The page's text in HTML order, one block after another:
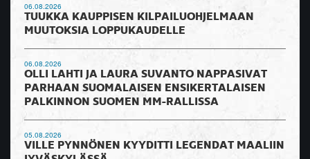
06.08.2026
TUUKKA KAUPPISEN KILPAILUOHJELMAAN
MUUTOKSIA LOPPUKAUDELLE
06.08.2026
OLLI LAHTI JA LAURA SUVANTO NAPPASIVAT
PARHAAN SUOMALAISEN ENSIKERTALAISEN
PALKINNON SUOMEN MM-RALLISSA
05.08.2026
VILLE PYNNÖNEN KYYDITTI LEGENDAT MAALIIN